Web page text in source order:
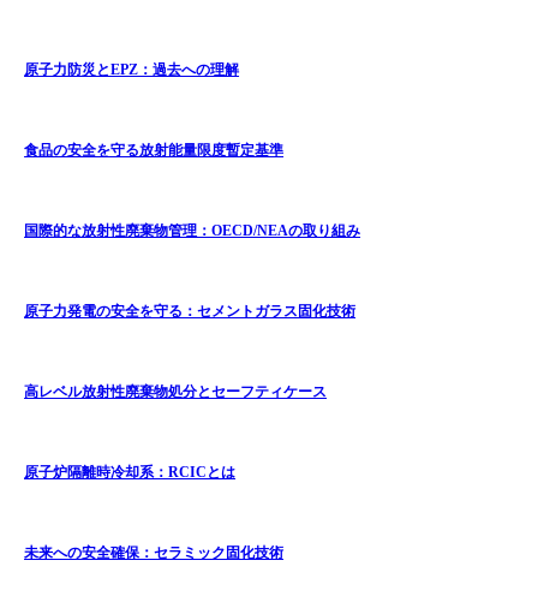
原子力防災とEPZ：過去への理解
食品の安全を守る放射能量限度暫定基準
国際的な放射性廃棄物管理：OECD/NEAの取り組み
原子力発電の安全を守る：セメントガラス固化技術
高レベル放射性廃棄物処分とセーフティケース
原子炉隔離時冷却系：RCICとは
未来への安全確保：セラミック固化技術